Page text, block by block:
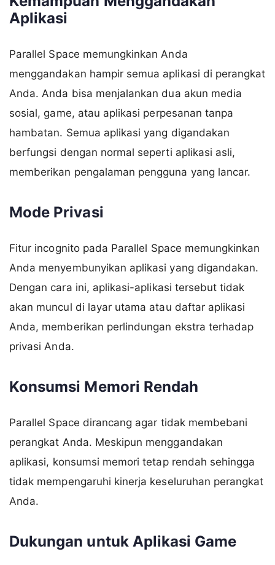
Aplikasi
Parallel Space memungkinkan Anda
menggandakan hampir semua aplikasi di perangkat
Anda. Anda bisa menjalankan dua akun media
sosial, game, atau aplikasi perpesanan tanpa
hambatan. Semua aplikasi yang digandakan
berfungsi dengan normal seperti aplikasi asli,
memberikan pengalaman pengguna yang lancar.
Mode Privasi
Fitur incognito pada Parallel Space memungkinkan
Anda menyembunyikan aplikasi yang digandakan.
Dengan cara ini, aplikasi-aplikasi tersebut tidak
akan muncul di layar utama atau daftar aplikasi
Anda, memberikan perlindungan ekstra terhadap
privasi Anda.
Konsumsi Memori Rendah
Parallel Space dirancang agar tidak membebani
perangkat Anda. Meskipun menggandakan
aplikasi, konsumsi memori tetap rendah sehingga
tidak mempengaruhi kinerja keseluruhan perangkat
Anda.
Dukungan untuk Aplikasi Game